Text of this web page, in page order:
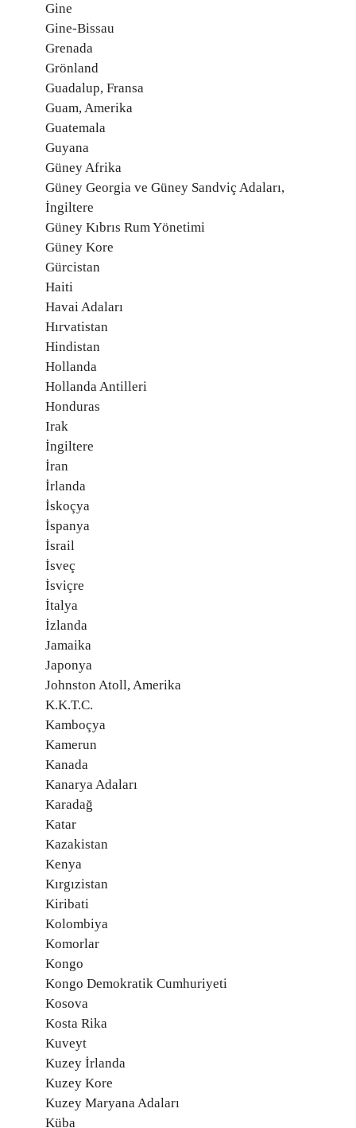
Gine
Gine-Bissau
Grenada
Grönland
Guadalup, Fransa
Guam, Amerika
Guatemala
Guyana
Güney Afrika
Güney Georgia ve Güney Sandviç Adaları,
İngiltere
Güney Kıbrıs Rum Yönetimi
Güney Kore
Gürcistan
Haiti
Havai Adaları
Hırvatistan
Hindistan
Hollanda
Hollanda Antilleri
Honduras
Irak
İngiltere
İran
İrlanda
İskoçya
İspanya
İsrail
İsveç
İsviçre
İtalya
İzlanda
Jamaika
Japonya
Johnston Atoll, Amerika
K.K.T.C.
Kamboçya
Kamerun
Kanada
Kanarya Adaları
Karadağ
Katar
Kazakistan
Kenya
Kırgızistan
Kiribati
Kolombiya
Komorlar
Kongo
Kongo Demokratik Cumhuriyeti
Kosova
Kosta Rika
Kuveyt
Kuzey İrlanda
Kuzey Kore
Kuzey Maryana Adaları
Küba